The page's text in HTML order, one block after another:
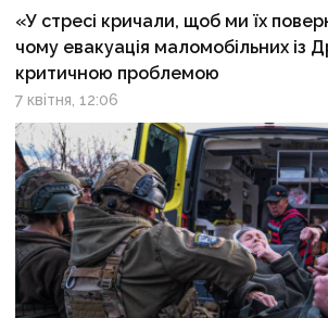
«У стресі кричали, щоб ми їх
чому евакуація маломобільних із
критичною проблемою
7 квітня, 12:06